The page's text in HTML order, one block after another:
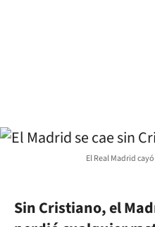
El Real Madrid
Sin Cristiano, el